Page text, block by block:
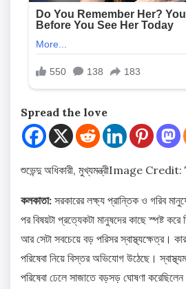
Spread the love
শুভেন্দু অধিকারী, মুখ্যমন্ত্রীImage Credit:
কলকাতা: সরকারের লক্ষ্য প্রান্তিক ও গরিব
পর বিষয়টা প্রত্যেকটা মানুষদের কাছে স্পষ্ট
আর সেটা সবচেয়ে বড় পরিসর স্বাস্থ্যক্ষেত্র।
পরিষেবা নিয়ে বিস্তর অভিযোগ উঠেছে।
পরিষেবা ঢেলে সাজাতে বড়সড় ঘোষণা